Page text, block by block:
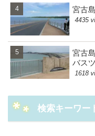
宮古
4435
宮古
バス
1618
検索キーワー